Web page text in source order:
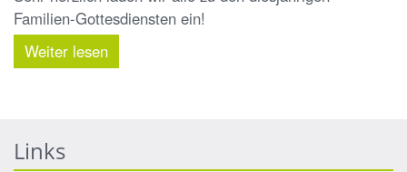
Familien-Gottesdiensten ein!
Weiter lesen
Links